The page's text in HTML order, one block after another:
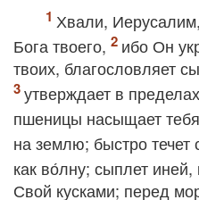
Хвали,
Бога твоего,
ибо Он
твоих, благословляет
утверждает в
пшеницы насыщает
на землю; быстро течет
как во́лну; сыплет иней,
Свой кусками; перед